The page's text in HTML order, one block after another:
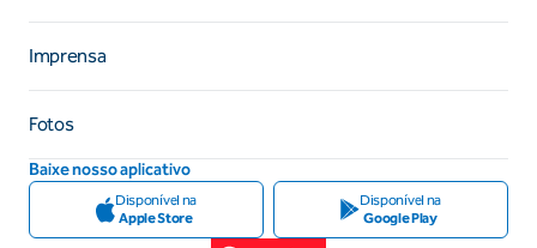
Imprensa
Fotos
Baixe nosso aplicativo
Disponível na
Apple Store
Disponível na
Google Play